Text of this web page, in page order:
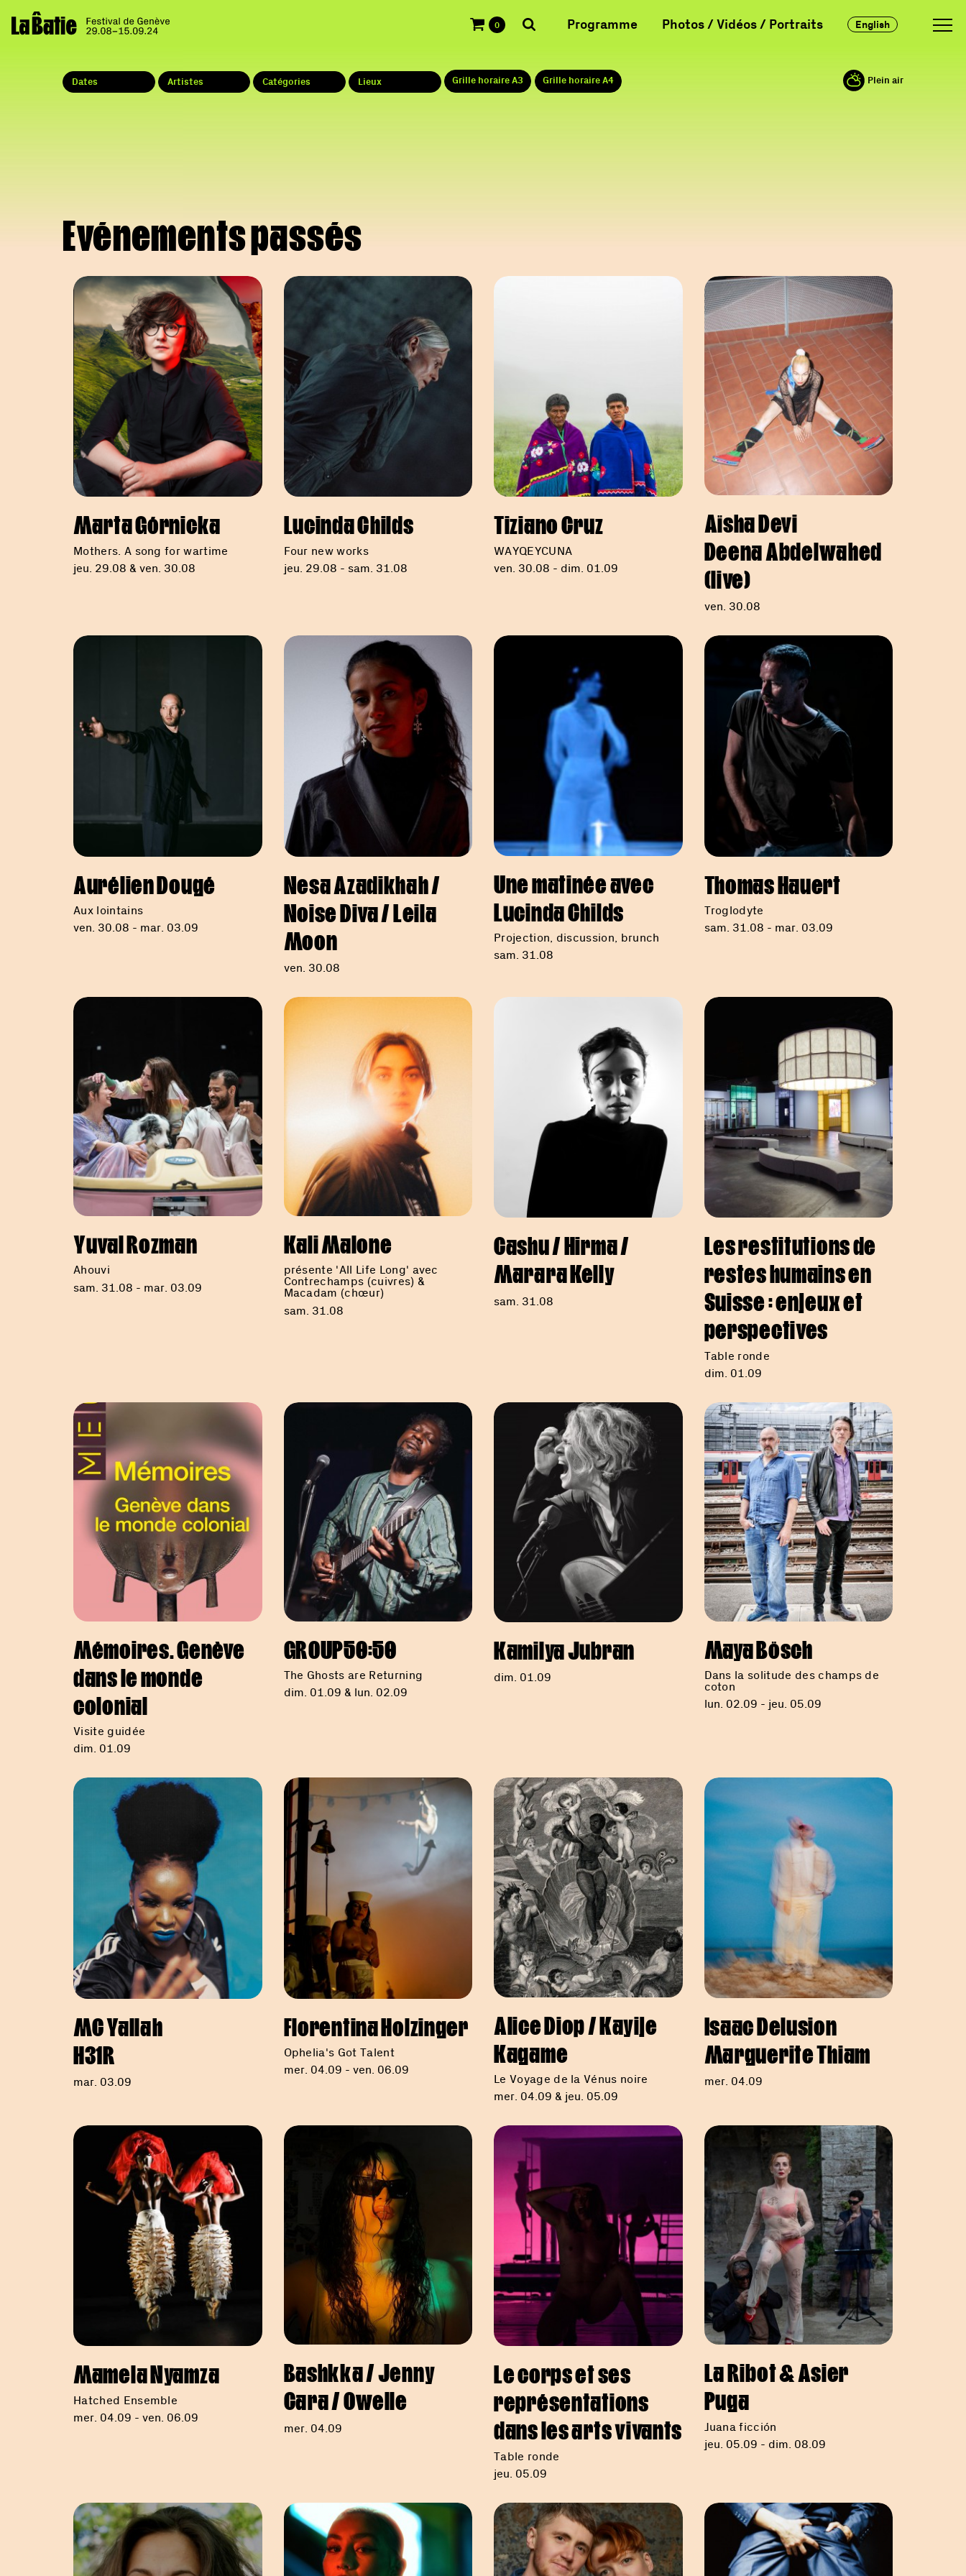
Dates Artistes Catégories Lieux Grille horaire A3 Grille horaire A4 Plein air
Evénements passés
Marta Górnicka
Mothers. A song for wartime
jeu. 29.08 & ven. 30.08
Lucinda Childs
Four new works
jeu. 29.08 - sam. 31.08
Tiziano Cruz
WAYQEYCUNA
ven. 30.08 - dim. 01.09
Aïsha Devi
Deena Abdelwahed
(live)
ven. 30.08
Aurélien Dougé
Aux lointains
ven. 30.08 - mar. 03.09
Nesa Azadikhah /
Noise Diva / Leila
Moon
ven. 30.08
Une matinée avec
Lucinda Childs
Projection, discussion, brunch
sam. 31.08
Thomas Hauert
Troglodyte
sam. 31.08 - mar. 03.09
Yuval Rozman
Ahouvi
sam. 31.08 - mar. 03.09
Kali Malone
présente 'All Life Long' avec
Contrechamps (cuivres) &
Macadam (chœur)
sam. 31.08
Cashu / Hirma /
Marara Kelly
sam. 31.08
Les restitutions de
restes humains en
Suisse : enjeux et
perspectives
Table ronde
dim. 01.09
Mémoires. Genève
dans le monde
colonial
Visite guidée
dim. 01.09
GROUP50:50
The Ghosts are Returning
dim. 01.09 & lun. 02.09
Kamilya Jubran
dim. 01.09
Maya Bösch
Dans la solitude des champs de
coton
lun. 02.09 - jeu. 05.09
MC Yallah
H31R
mar. 03.09
Florentina Holzinger
Ophelia's Got Talent
mer. 04.09 - ven. 06.09
Alice Diop / Kayije
Kagame
Le Voyage de la Vénus noire
mer. 04.09 & jeu. 05.09
Isaac Delusion
Marguerite Thiam
mer. 04.09
Mamela Nyamza
Hatched Ensemble
mer. 04.09 - ven. 06.09
Bashkka / Jenny
Cara / Owelle
mer. 04.09
Le corps et ses
représentations
dans les arts vivants
Table ronde
jeu. 05.09
La Ribot & Asier
Puga
Juana ficción
jeu. 05.09 - dim. 08.09
0 Programme Photos / Vidéos / Portraits English